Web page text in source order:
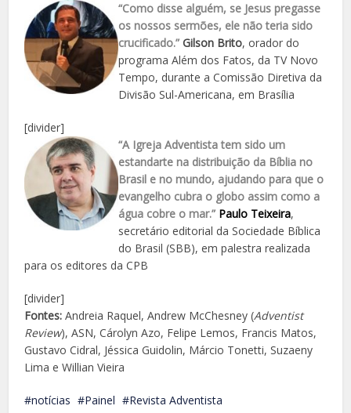
“Como disse alguém, se Jesus pregasse
os nossos sermões, ele não teria sido
crucificado.” Gilson Brito, orador do
programa Além dos Fatos, da TV Novo
Tempo, durante a Comissão Diretiva da
Divisão Sul-Americana, em Brasília
[divider]
“A Igreja Adventista tem sido um
estandarte na distribuição da Bíblia no
Brasil e no mundo, ajudando para que o
evangelho cubra o globo assim como a
água cobre o mar.” Paulo Teixeira,
secretário editorial da Sociedade Bíblica
do Brasil (SBB), em palestra realizada
para os editores da CPB
[divider]
Fontes: Andreia Raquel, Andrew McChesney (Adventist
Review), ASN, Cárolyn Azo, Felipe Lemos, Francis Matos,
Gustavo Cidral, Jéssica Guidolin, Márcio Tonetti, Suzaeny
Lima e Willian Vieira
notícias Painel Revista Adventista